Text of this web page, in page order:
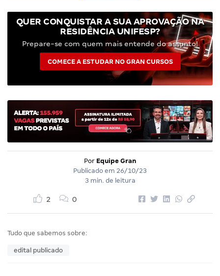
QUER CONQUISTAR A SUA APROVAÇÃO NA
RESIDÊNCIA UNIFESP?
Prepare-se com quem mais entende do assunto!
COMECE A ESTUDAR NO GRAN CURSOS
Por Equipe Gran
Publicado em 26/10/23
3 min. de leitura
2 0
Tudo que sabemos sobre:
edital publicado